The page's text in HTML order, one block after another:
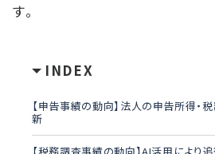
す。
INDEX
【申告事績の動向】法人の申告所得・
新